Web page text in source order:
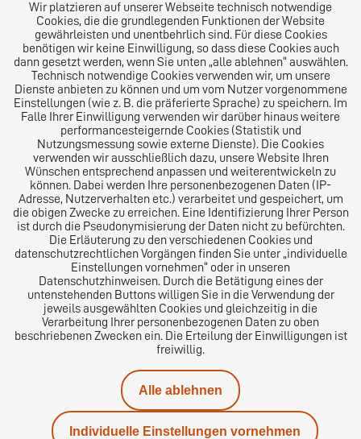
Über uns
Das Kanzlei-Vertrauensnetzwerk. Aus Europa für die
Welt. Für den erfolgreichen Mittelstand.
Folgen Sie uns auf
Das europäische Kanzlei-Netzwerk
Datenschutz
Wir platzieren auf unserer Webseite technisch notwendige
Cookies, die die grundlegenden Funktionen der Website
gewährleisten und unentbehrlich sind. Für diese Cookies
benötigen wir keine Einwilligung, so dass diese Cookies auch
dann gesetzt werden, wenn Sie unten „alle ablehnen“ auswählen.
Technisch notwendige Cookies verwenden wir, um unsere
Dienste anbieten zu können und um vom Nutzer vorgenommene
Einstellungen (wie z. B. die präferierte Sprache) zu speichern. Im
Falle Ihrer Einwilligung verwenden wir darüber hinaus weitere
performancesteigernde Cookies (Statistik und
Nutzungsmessung sowie externe Dienste). Die Cookies
verwenden wir ausschließlich dazu, unsere Website Ihren
Wünschen entsprechend anpassen und weiterentwickeln zu
können. Dabei werden Ihre personenbezogenen Daten (IP-
Adresse, Nutzerverhalten etc.) verarbeitet und gespeichert, um
die obigen Zwecke zu erreichen. Eine Identifizierung Ihrer Person
ist durch die Pseudonymisierung der Daten nicht zu befürchten.
Die Erläuterung zu den verschiedenen Cookies und
datenschutzrechtlichen Vorgängen finden Sie unter „individuelle
Einstellungen vornehmen“ oder in unseren
Datenschutzhinweisen. Durch die Betätigung eines der
untenstehenden Buttons willigen Sie in die Verwendung der
jeweils ausgewählten Cookies und gleichzeitig in die
Verarbeitung Ihrer personenbezogenen Daten zu oben
beschriebenen Zwecken ein. Die Erteilung der Einwilligungen ist
freiwillig.
Alle ablehnen
Individuelle Einstellungen vornehmen